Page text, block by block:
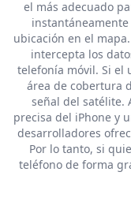
el más adecuado
ubicación en el
intercepta los
telefonía móvil. Si el
área de cobertura
señal del satélite.
precisa del iPhone y
desarrolladores
Por lo tanto, si
teléfono de forma